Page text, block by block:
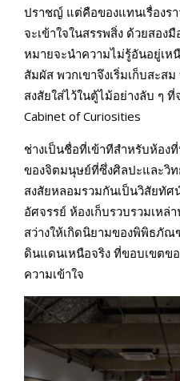
ปราชญ์ แต่คือของแทนเรื่องร
จะเข้าใจในสรรพสิ่ง ด้วยสอง
หมายจะนำความไม่รู้อันอยู่เ
สัมผัส พวกเขาจึงเริ่มเก็บสะส
สงสัยใส่ไว้ในตู้ไม้อย่างลับ ๆ
Cabinet of Curiosities
ช่างเป็นชื่อที่เข้าทีสำหรับห้อง
ของจิตมนุษย์ที่ซึ่งศิลปะและวิ
สงสัยหลอมรวมกันเป็นวิสัยทัศ
อัศจรรย์ ห้องเก็บรวบรวมเหล่
สว่างให้เกิดนิยามของพิพิธภั
ดินแดนเหนือจริง ที่ขอบเขตข
ความเข้าใจ